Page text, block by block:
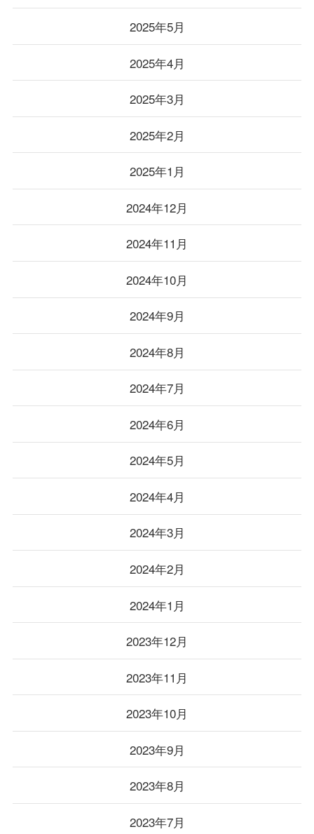
2025年5月
2025年4月
2025年3月
2025年2月
2025年1月
2024年12月
2024年11月
2024年10月
2024年9月
2024年8月
2024年7月
2024年6月
2024年5月
2024年4月
2024年3月
2024年2月
2024年1月
2023年12月
2023年11月
2023年10月
2023年9月
2023年8月
2023年7月